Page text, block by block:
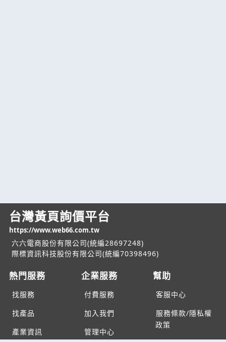
台灣黃頁詢價平台
https://www.web66.com.tw
六六電商股份有限公司(統編28697248)
際標資訊科技股份有限公司(統編70398496)
熱門服務
找服務
找產品
產業資訊
企業服務
付費服務
加入我們
管理中心
幫助
客服中心
服務條款/隱私權
政策